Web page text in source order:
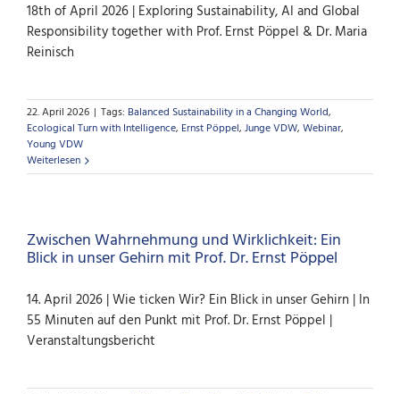
18th of April 2026 | Exploring Sustainability, AI and Global
Responsibility together with Prof. Ernst Pöppel & Dr. Maria
Reinisch
22. April 2026 | Tags: Balanced Sustainability in a Changing World,
Ecological Turn with Intelligence, Ernst Pöppel, Junge VDW, Webinar,
Young VDW
Weiterlesen
Zwischen Wahrnehmung und Wirklichkeit: Ein
Blick in unser Gehirn mit Prof. Dr. Ernst Pöppel
14. April 2026 | Wie ticken Wir? Ein Blick in unser Gehirn | In
55 Minuten auf den Punkt mit Prof. Dr. Ernst Pöppel |
Veranstaltungsbericht